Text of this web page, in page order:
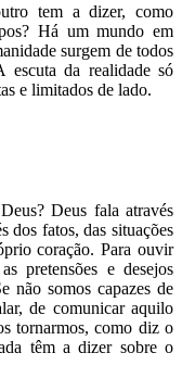
tem a dizer, como
Há um mundo em
surgem de todos
escuta da realidade só
e limitados de lado.
Deus fala através
dos fatos, das situações
coração. Para ouvir
pretensões e desejos
não somos capazes de
de comunicar aquilo
tornarmos, como diz o
têm a dizer sobre o